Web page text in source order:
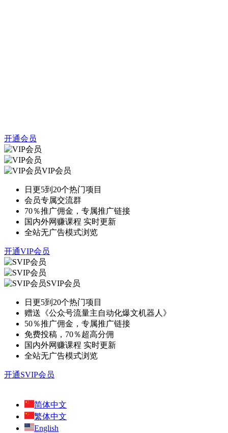
开通会员
VIP会员
日更5到20个热门项目
会员专属交流群
70％推广佣金，专属推广链接
国内外网赚课程 实时更新
全站无广告模式浏览
开通VIP会员
SVIP会员
日更5到20个热门项目
赠送《公众号流量主自动化爆文机器人》
50％推广佣金，专属推广链接
免费投稿，70％超高分佣
国内外网赚课程 实时更新
全站无广告模式浏览
开通SVIP会员
简体中文
繁体中文
English